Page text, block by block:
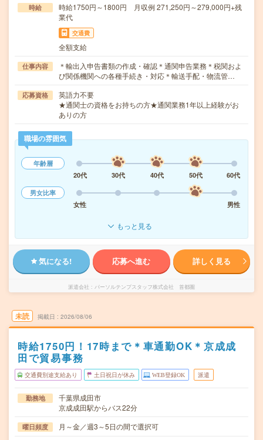
時給
時給1750円～1800円 月収例 271,250円～279,000円+残
業代
交通費
全額支給
仕事内容
＊輸出入申告書類の作成・確認＊通関申告業務＊税関およ
び関係機関への各種手続き・対応＊輸送手配・物流管…
応募資格
英語力不要
★通関士の資格をお持ちの方★通関業務1年以上経験がお
ありの方
職場の雰囲気
年齢層
20代
30代 40代 50代
60代
男女比率
女性
男性
もっと見る
気になる! 応募へ進む 詳しく見る
派遣会社 パーソルテンプスタッフ株式会社 首都圏
未読 掲載日 2026/08/06
時給1750円！17時まで＊車通勤OK＊京成成
田で貿易事務
交通費別途支給あり 土日祝日が休み WEB登録OK 派遣
勤務地
千葉県成田市
京成成田駅からバス22分
曜日頻度 月～金／週3～5日の間で選択可